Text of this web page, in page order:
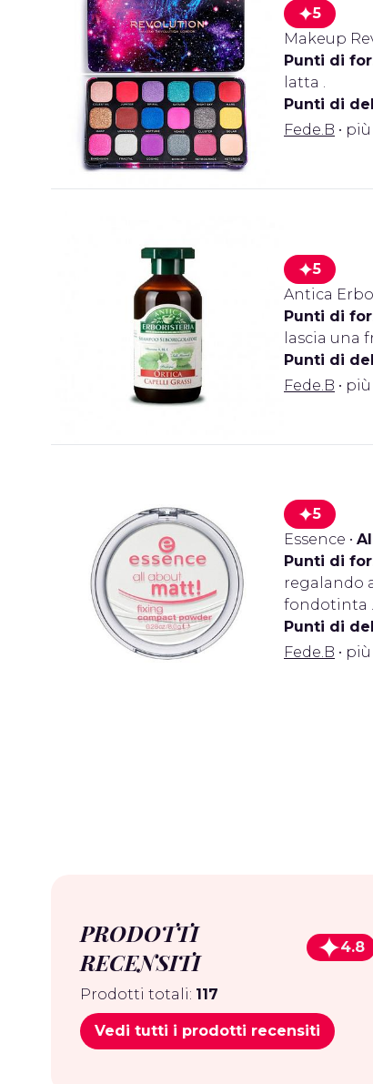
5
Makeup
Punti di
latta .
Punti di
Fede.B •
5
Antica
Punti di
lascia una
Punti di
Fede.B •
5
Essence •
Punti di
regalando
fondotinta .
Punti di
Fede.B •
PRODOTTI
RECENSITI
4.8
Prodotti totali: 117
Vedi tutti i prodotti recensiti